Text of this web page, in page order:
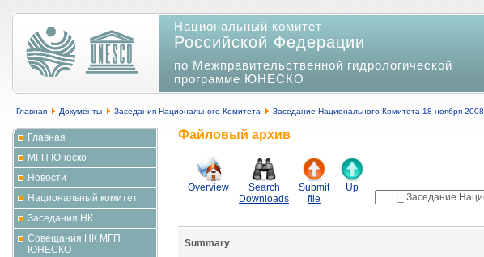
Национальный комитет
Российской Федерации
по Межправительственной гидрологической
программе ЮНЕСКО
Главная Документы Заседания Национального Комитета Заседание Национального Комитета 18 ноября 2008
Главная
МГП Юнеско
Новости
Национальный комитет
Заседания НК
Совещания НК МГП
ЮНЕСКО
Файловый архив
Overview
Search
Downloads
Submit
file
Up
Summary